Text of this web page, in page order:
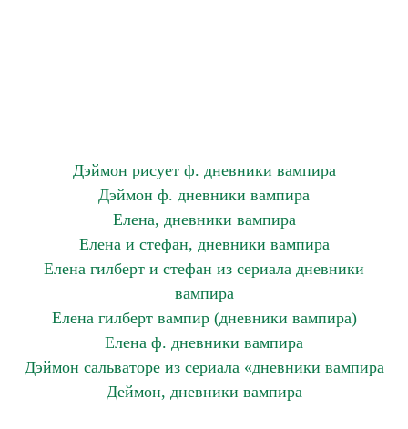
Дэймон рисует ф. дневники вампира
Дэймон ф. дневники вампира
Елена, дневники вампира
Елена и стефан, дневники вампира
Елена гилберт и стефан из сериала дневники
вампира
Елена гилберт вампир (дневники вампира)
Елена ф. дневники вампира
Дэймон сальваторе из сериала «дневники вампира
Деймон, дневники вампира